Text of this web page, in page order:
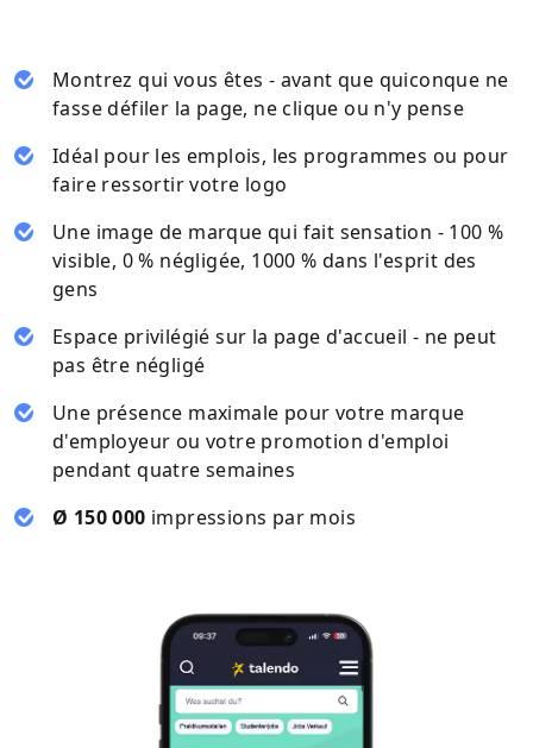
Montrez qui vous êtes - avant que quiconque ne
fasse défiler la page, ne clique ou n'y pense
Idéal pour les emplois, les programmes ou pour
faire ressortir votre logo
Une image de marque qui fait sensation - 100 %
visible, 0 % négligée, 1000 % dans l'esprit des
gens
Espace privilégié sur la page d'accueil - ne peut
pas être négligé
Une présence maximale pour votre marque
d'employeur ou votre promotion d'emploi
pendant quatre semaines
Ø 150 000 impressions par mois